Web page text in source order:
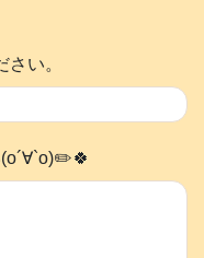
い。